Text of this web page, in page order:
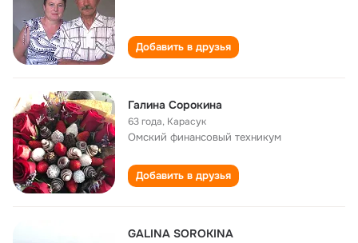
Добавить в друзья
Галина Сорокина
63 года, Карасук
Омский финансовый техникум
Добавить в друзья
GALINA SOROKINA